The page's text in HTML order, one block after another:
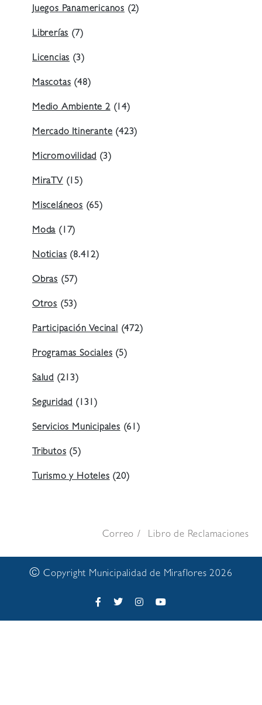
Juegos Panamericanos (2)
Librerías (7)
Licencias (3)
Mascotas (48)
Medio Ambiente 2(14)
Mercado Itinerante (423)
Micromovilidad (3)
MiraTV (15)
Misceláneos (65)
Moda (17)
Noticias (8.412)
Obras (57)
Otros (53)
Participación Vecinal (472)
Programas Sociales (5)
Salud (213)
Seguridad (131)
Servicios Municipales (61)
Tributos (5)
Turismo y Hoteles (20)
Correo Libro de Reclamaciones
© Copyright Municipalidad de Miraflores 2026